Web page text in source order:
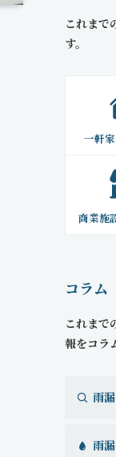
これまで
す。
一軒
商業施
コラム
これまで
報をコラ
雨
雨